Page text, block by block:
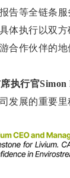
告等全链条
体执行以双
合作伙伴的地
执行官Simon
发展的重要里